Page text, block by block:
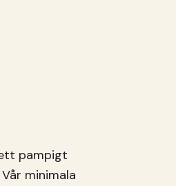
pampigt
minimala